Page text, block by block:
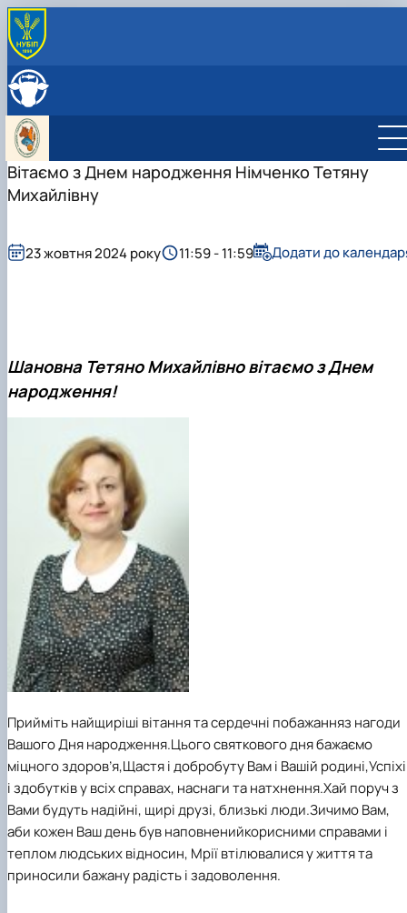
ПРО КАФЕДРУ
Фотогалерея
Робочі програми
Дорадча діяльність
Наукові гуртки
Міжнародна діяльність кафедри
Стажування в Чеській республіці
СКЛАД КАФЕДРИ
Вітаємо з Днем народження Німченко Тетяну
Михайлівну
Шановна Тетяно Михайлівно вітаємо з Днем
народження!
Прийміть найщиріші вітання та сердечні побажанняз нагоди
Вашого Дня народження.Цього святкового дня бажаємо
міцного здоров’я,Щастя і добробуту Вам і Вашій родині,
і здобутків у всіх справах, наснаги та натхнення.Хай поруч з
Вами будуть надійні, щирі друзі, близькі люди.Зичимо Вам,
аби кожен Ваш день був наповненийкорисними справами і
теплом людських відносин, Мрії втілювалися у життя та
приносили бажану радість і задоволення.
23 жовтня 2024 року 11:59 - 11:59 Додати до